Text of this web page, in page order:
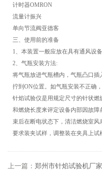
计时器OMRON
流量计振兴
单向节流阀亚德客
三、使用前的准备
1、本装置一般应放在具有通风设
2、气瓶安装方法:
将气瓶放进气瓶槽内，气瓶凸口
拧到ON位置。如气瓶安装不正确
针焰试验仪是用规定尺寸的针状
和燃烧长度来评定设备内部因故
束后在断电状态下，清洁燃烧室
要求装夹试样，调整装在夹具上试
上一篇： 郑州市针焰试验机厂家